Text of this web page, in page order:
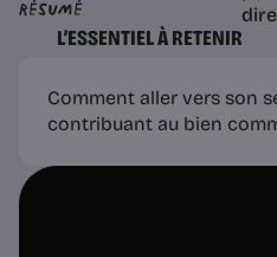
Résumé
L’ESSENTIEL À RETENIR
Comment aller vers son
contribuant au bien